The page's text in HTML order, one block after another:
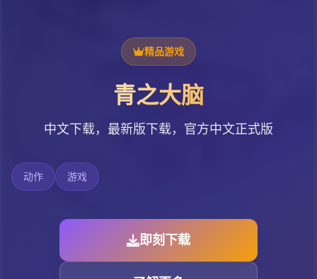
精品游戏
青之大脑
中文下载，最新版下载，官方中文正式版
动作 游戏
即刻下载